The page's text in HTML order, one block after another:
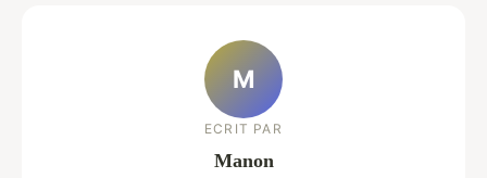
M
ECRIT PAR
Manon